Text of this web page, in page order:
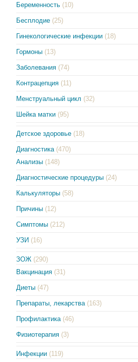
Беременность (10)
Бесплодие (25)
Гинекологические инфекции (18)
Гормоны (13)
Заболевания (74)
Контрацепция (11)
Менструальный цикл (32)
Шейка матки (95)
Детское здоровье (18)
Диагностика (470)
Анализы (148)
Диагностические процедуры (24)
Калькуляторы (58)
Причины (12)
Симптомы (212)
УЗИ (16)
ЗОЖ (290)
Вакцинация (31)
Диеты (47)
Препараты, лекарства (163)
Профилактика (46)
Физиотерапия (3)
Инфекции (119)